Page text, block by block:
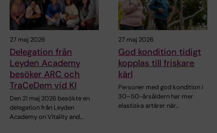
27 maj 2026
Delegation från
Leyden Academy
besöker ARC och
TraCeDem vid KI
Den 21 maj 2026 besökte en
delegation från Leyden
Academy on Vitality and…
27 maj 2026
God kondition tidigt
kopplas till friskare
kärl
Personer med god kondition i
30–50-årsåldern har mer
elastiska artärer när…